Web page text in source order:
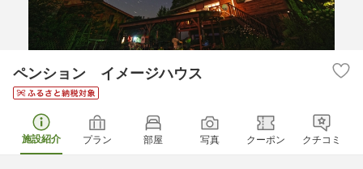
ペンション イメージハウス
施設紹介 プラン 部屋 写真 クーポン クチコミ